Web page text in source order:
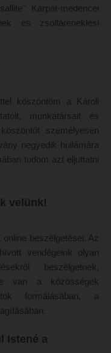
Kárpát-medencei
és zsoltáréneklési
köszöntöm a Károli
munkatársait és
személyesen
negyedik hullámára
tudom azt eljuttatni
velünk!
beszélgetései. Az
vendégeink olyan
beszélgetnek,
van a közösségek
formálásában, a
Istené a